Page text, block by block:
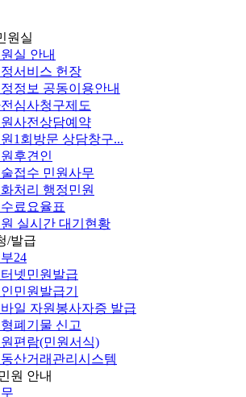
원실
실 안내
서비스 헌장
정보 공동이용안내
심사청구제도
사전상담예약
1회방문 상담창구...
후견인
접수 민원사무
처리 행정민원
료요율표
실시간 대기현황
/발급
24
넷민원발급
민원발급기
바일 자원봉사자증 발급
폐기물 신고
편람(민원서식)
산거래관리시스템
원 안내